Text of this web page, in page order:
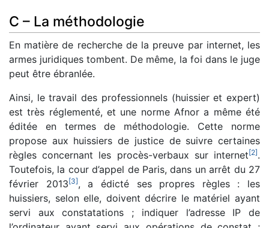
C – La méthodologie
En matière de recherche de la preuve par internet, les
armes juridiques tombent. De même, la foi dans le juge
peut être ébranlée.
Ainsi, le travail des professionnels (huissier et expert)
est très réglementé, et une norme Afnor a même été
éditée en termes de méthodologie. Cette norme
propose aux huissiers de justice de suivre certaines
règles concernant les procès-verbaux sur internet[2].
Toutefois, la cour d’appel de Paris, dans un arrêt du 27
février 2013[3], a édicté ses propres règles : les
huissiers, selon elle, doivent décrire le matériel ayant
servi aux constatations ; indiquer l’adresse IP de